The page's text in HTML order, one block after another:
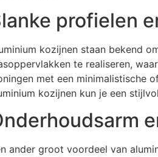
profielen
kozijnen staan bekend
te realiseren,
met een minimalistische
kozijnen kun je een
ander groot voordeel van